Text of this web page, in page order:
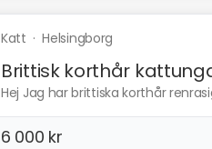
Katt ·Helsingborg
Brittisk korthår
Hej Jag har brittiska korthår
6 000 kr